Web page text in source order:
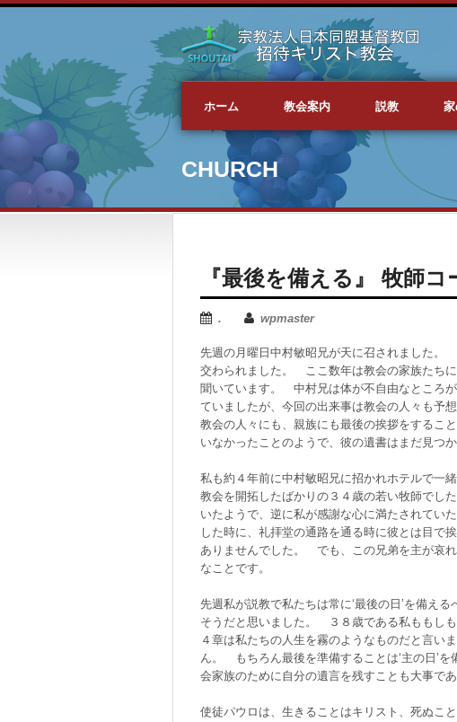
ホーム 教会案内 説教
CHURCH
『最後を備える』 牧師コ
. wpmaster
先週の月曜日中村敏昭兄が天に召されました
交わられました。 ここ数年は教会の家族たち
聞いています。 中村兄は体が不自由なところ
ていましたが、今回の出来事は教会の人々も予
教会の人々にも、親族にも最後の挨拶をするこ
いなかったことのようで、彼の遺書はまだ見つか
私も約４年前に中村敏昭兄に招かれホテルで一
教会を開拓したばかりの３４歳の若い牧師でし
いたようで、逆に私が感謝な心に満たされて
した時に、礼拝堂の通路を通る時に彼とは目で
ありませんでした。 でも、この兄弟を主が哀
なことです。
先週私が説教で私たちは常に‘最後の日’を備え
そうだと思いました。 ３８歳である私ももし
４章は私たちの人生を霧のようなものだと言
ん。 もちろん最後を準備することは‘主の日’
会家族のために自分の遺言を残すことも大事で
使徒パウロは、生きることはキリスト、死ぬ